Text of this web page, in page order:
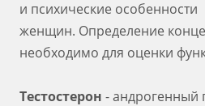
и психические особенности
женщин. Определение
необходимо для оценки
Тестостерон - андрогенный